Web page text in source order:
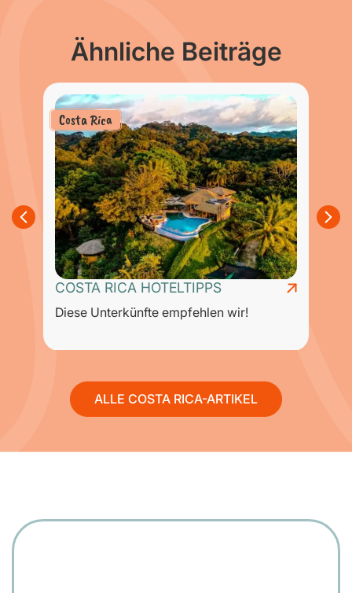
Ähnliche Beiträge
Costa Rica
COSTA RICA HOTELTIPPS
Diese Unterkünfte empfehlen wir!
ALLE COSTA RICA-ARTIKEL